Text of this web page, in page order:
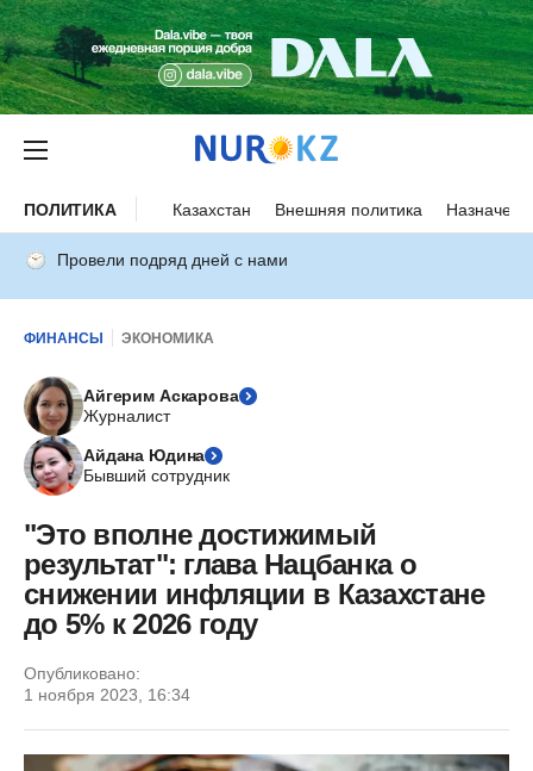
ПОЛИТИКА Казахстан Внешняя политика
Провели подряд дней с нами
ФИНАНСЫ ЭКОНОМИКА
Айгерим Аскарова
Журналист
Айдана Юдина
Бывший сотрудник
"Это вполне достижимый
результат": глава Нацбанка о
снижении инфляции в Казахстане
до 5% к 2026 году
Опубликовано:
1 ноября 2023, 16:34